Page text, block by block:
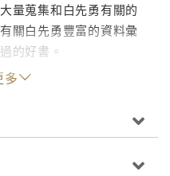
量蒐集和白先勇有關的
關白先勇豐富的資料彙
的好書。
多